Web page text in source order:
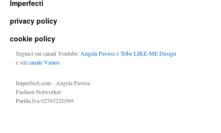
Imperfecti
privacy policy
cookie policy
Seguici sui canali Youtube: Angela PaveseeTribe LIKE-ME Design
e sulcanale Vimeo
Imperfecti.com - Angela Pavese
Fashion Networker
Partita Iva 02765220369